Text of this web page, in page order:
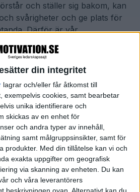
din integritet
lagrar och/eller får åtkomst till
exempelvis cookies, samt bearbetar
unika identifierare och
skickas av en enhet för
och andra typer av innehåll,
samt målgruppsinsikter, samt för
produkter. Med din tillåtelse kan vi och
exakta uppgifter om geografisk
via skanning av enheten. Du kan
och våra leverantörers
och ställer sig bakom, kan
svårigheter och ge plats för
Därför är vår
och mjukt om man så vill.
av STQMs erbjudande och är
till kunden. På en starkt
är kvalitet en självklar
är en avgörande för
vi syftar till. Det är ett